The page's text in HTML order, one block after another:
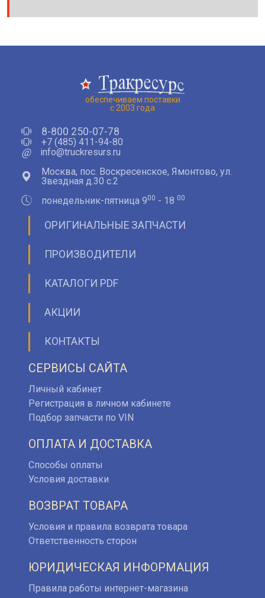
обеспечиваем поставки
с 2003 года
8-800 250-07-78
+7 (485) 411-94-80
@
info@truckresurs.ru
Москва, пос. Воскресенское, Ямонтово, ул.
Звездная д.30 с.2
понедельник-пятница 900 - 18 00
ОРИГИНАЛЬНЫЕ ЗАПЧАСТИ
ПРОИЗВОДИТЕЛИ
КАТАЛОГИ PDF
АКЦИИ
КОНТАКТЫ
СЕРВИСЫ САЙТА
Личный кабинет
Регистрация в личном кабинете
Подбор запчасти по VIN
ОПЛАТА И ДОСТАВКА
Способы оплаты
Условия доставки
ВОЗВРАТ ТОВАРА
Условия и правила возврата товара
Ответственность сторон
ЮРИДИЧЕСКАЯ ИНФОРМАЦИЯ
Правила работы интернет-магазина